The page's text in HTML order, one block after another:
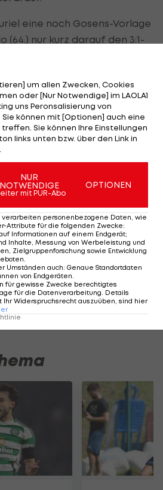
eine noch Gosens-Vorlage
(64.) nur kurz darauf den 3:1-
trifft Atalanta auf den Sieger
Lazio Romund Parma Calcio,
stattfindet.
Italia:
scheitert an
International
des FC
History
Am Stammtisch
Stammtisch
um allen Zwecken, Cookies
oder [Nur Notwendige] im LAOLA1
uns Peronsalisierung von
können mit [Optionen] auch eine
Sie können Ihre Einstellungen
links unten bzw. über den Link in
NUR
NOTWENDIGE
mit PUR-Abo
OPTIONEN
verarbeiten personenbezogene Daten, wie
Attribute für die folgenden Zwecke:
Informationen auf einem Endgerät;
Inhalte, Messung von Werbeleistung und
Zielgruppenforschung sowie Entwicklung
.
Umständen auch: Genaue Standortdaten
von Endgeräten.
für gewisse Zwecke berechtigtes
für die Datenverarbeitung. Details
Ihr Widerspruchsrecht auszuüben, sind hier